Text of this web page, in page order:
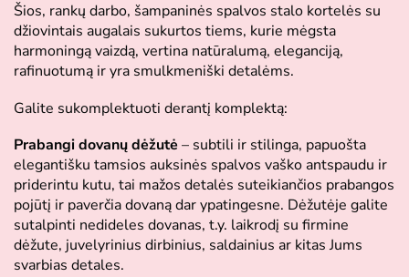
Šios, rankų darbo, šampaninės spalvos stalo kortelės su
džiovintais augalais sukurtos tiems, kurie mėgsta
harmoningą vaizdą, vertina natūralumą, eleganciją,
rafinuotumą ir yra smulkmeniški detalėms.
Galite sukomplektuoti derantį komplektą:
Prabangi dovanų dėžutė – subtili ir stilinga, papuošta
elegantišku tamsios auksinės spalvos vaško antspaudu ir
priderintu kutu, tai mažos detalės suteikiančios prabangos
pojūtį ir paverčia dovaną dar ypatingesne. Dėžutėje galite
sutalpinti nedideles dovanas, t.y. laikrodį su firmine
dėžute, juvelyrinius dirbinius, saldainius ar kitas Jums
svarbias detales.